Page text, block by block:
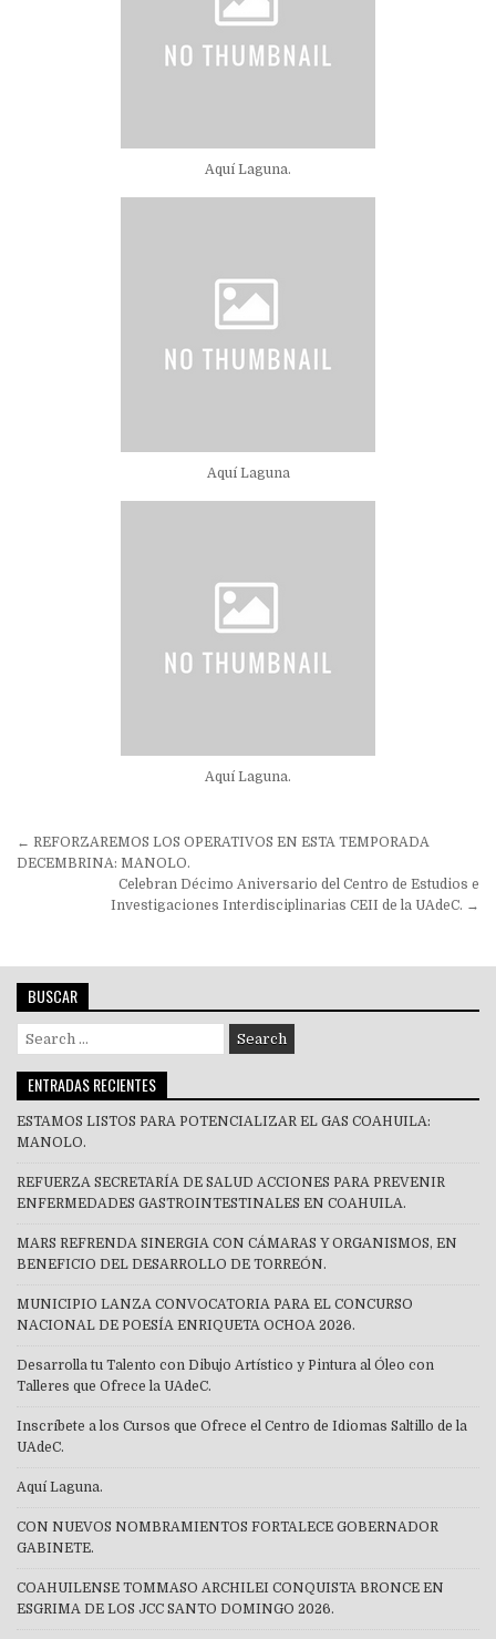
Aquí Laguna.
Aquí Laguna
Aquí Laguna.
Navegación
de
entradas
← REFORZAREMOS LOS OPERATIVOS EN ESTA TEMPORADA
DECEMBRINA: MANOLO.
Celebran Décimo Aniversario del Centro de Estudios e
Investigaciones Interdisciplinarias CEII de la UAdeC. →
BUSCAR
Search
for:
ENTRADAS RECIENTES
ESTAMOS LISTOS PARA POTENCIALIZAR EL GAS COAHUILA:
MANOLO.
REFUERZA SECRETARÍA DE SALUD ACCIONES PARA PREVENIR
ENFERMEDADES GASTROINTESTINALES EN COAHUILA.
MARS REFRENDA SINERGIA CON CÁMARAS Y ORGANISMOS, EN
BENEFICIO DEL DESARROLLO DE TORREÓN.
MUNICIPIO LANZA CONVOCATORIA PARA EL CONCURSO
NACIONAL DE POESÍA ENRIQUETA OCHOA 2026.
Desarrolla tu Talento con Dibujo Artístico y Pintura al Óleo con
Talleres que Ofrece la UAdeC.
Inscríbete a los Cursos que Ofrece el Centro de Idiomas Saltillo de la
UAdeC.
Aquí Laguna.
CON NUEVOS NOMBRAMIENTOS FORTALECE GOBERNADOR
GABINETE.
COAHUILENSE TOMMASO ARCHILEI CONQUISTA BRONCE EN
ESGRIMA DE LOS JCC SANTO DOMINGO 2026.